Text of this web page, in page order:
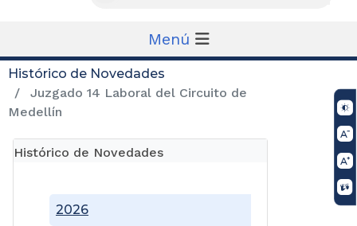
Menú
Histórico de Novedades
Juzgado 14 Laboral del Circuito de
Medellín
Histórico de Novedades
2026